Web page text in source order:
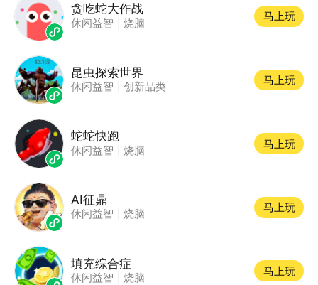
贪吃蛇大作战
休闲益智 烧脑
马上玩
昆虫探索世界
休闲益智 创新品类
马上玩
蛇蛇快跑
休闲益智 烧脑
马上玩
AI征鼎
休闲益智 烧脑
马上玩
填充综合症
休闲益智 烧脑
马上玩